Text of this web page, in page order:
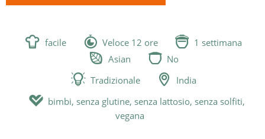
 facile  Veloce 12 ore  1 settimana
 Asian  No
 Tradizionale  India
 bimbi, senza glutine, senza lattosio, senza solfiti,
vegana